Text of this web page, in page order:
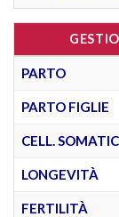
PARTO
PARTO FIGLIE
CELL.
LONGEVITÀ
FERTILITÀ